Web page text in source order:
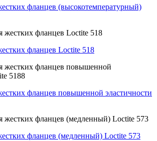
фланцев (высокотемпературный)
фланцев Loctite 518
фланцев повышенной эластичности
фланцев (медленный) Loctite 573